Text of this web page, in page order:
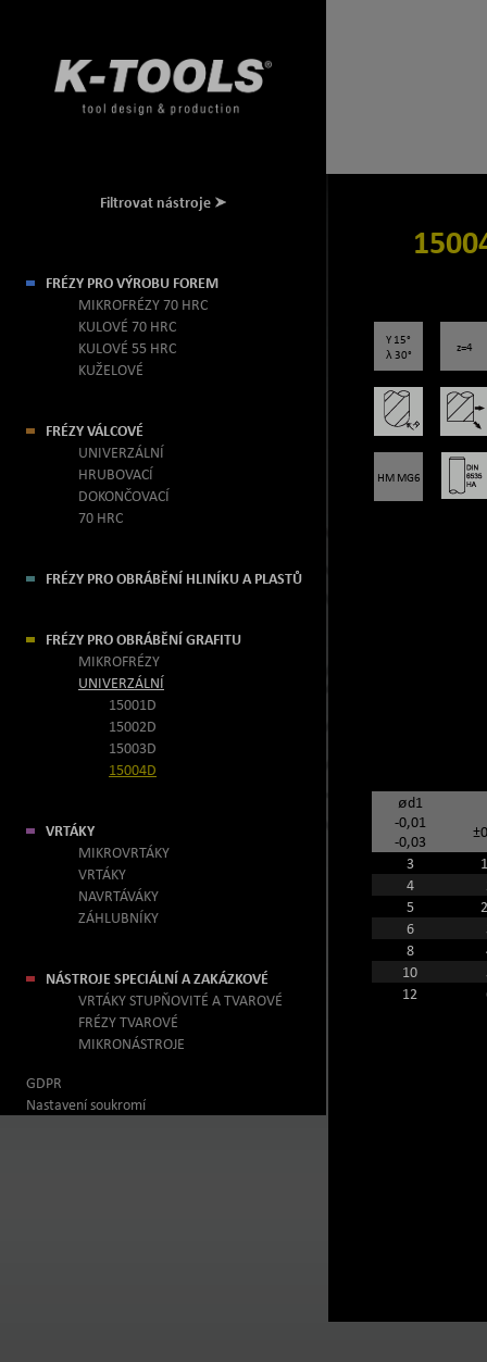
Filtrovat nástroje
FRÉZY PRO VÝROBU FOREM
MIKROFRÉZY 70 HRC
KULOVÉ 70 HRC
KULOVÉ 55 HRC
KUŽELOVÉ
FRÉZY VÁLCOVÉ
UNIVERZÁLNÍ
HRUBOVACÍ
DOKONČOVACÍ
70 HRC
FRÉZY PRO OBRÁBĚNÍ HLINÍKU A PLASTŮ
FRÉZY PRO OBRÁBĚNÍ GRAFITU
MIKROFRÉZY
UNIVERZÁLNÍ
15001D
15002D
15003D
15004D
VRTÁKY
MIKROVRTÁKY
VRTÁKY
NAVRTÁVÁKY
ZÁHLUBNÍKY
NÁSTROJE SPECIÁLNÍ A ZAKÁZKOVÉ
VRTÁKY STUPŇOVITÉ A TVAROVÉ
FRÉZY TVAROVÉ
MIKRONÁSTROJE
GDPR
Nastavení soukromí
Y 15°
λ 30°
z=4
HM MG6
ød1
-0,01
-0,03
3
4
5
6
8
10
12